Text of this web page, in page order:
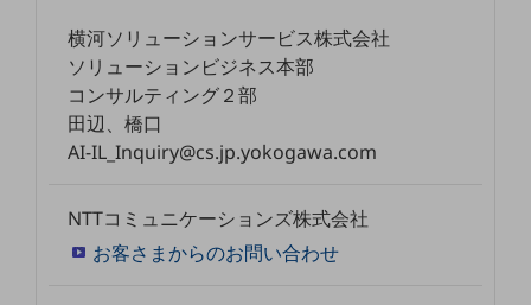
ゲーム感覚で見つける
ビジネスお悩み診断
NTTドコモビジネス
横河ソリューションサービス株式会社
ソリューションビジネス本部
コンサルティング２部
田辺、橋口
AI-IL_Inquiry@cs.jp.yokogawa.com
NTTコミュニケーションズ株式会社
お客さまからのお問い合わせ